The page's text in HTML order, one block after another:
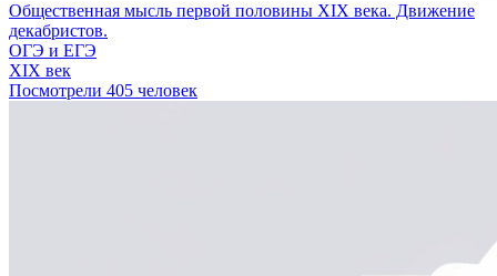
Общественная мысль первой половины XIX века. Движение
декабристов.
ОГЭ и ЕГЭ
XIX век
Посмотрели 405 человек